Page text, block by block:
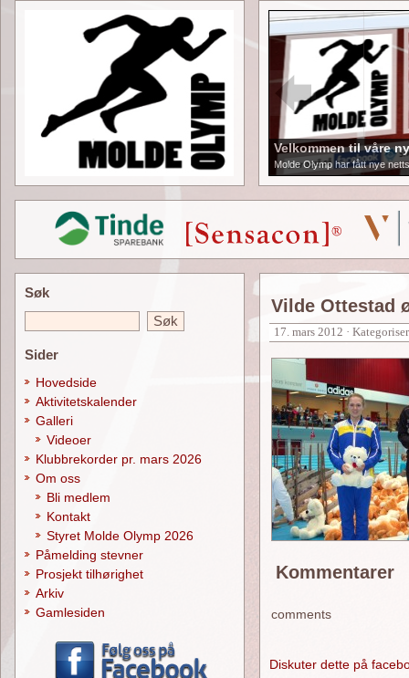
Velkommen til våre
Molde Olymp har fått nye
Vilde Ottestad
17. mars 2012 ·
Kommentarer
comments
Diskuter dette på
Søk
Sider
Hovedside
Aktivitetskalender
Galleri
Videoer
Klubbrekorder pr. mars 2026
Om oss
Bli medlem
Kontakt
Styret Molde Olymp 2026
Påmelding stevner
Prosjekt tilhørighet
Arkiv
Gamlesiden